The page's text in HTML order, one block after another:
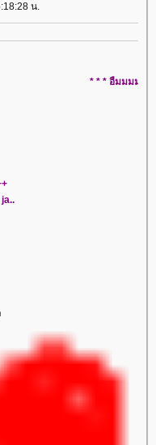
น.
* * * อืมมมม.. มันเป็นอย่างนี้ นี่เ